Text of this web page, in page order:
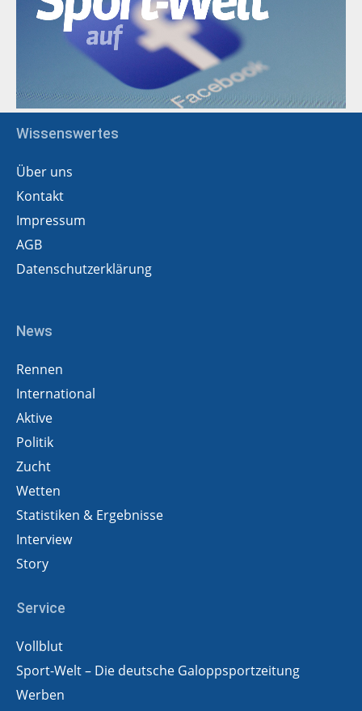
Wissenswertes
Über uns
Kontakt
Impressum
AGB
Datenschutzerklärung
News
Rennen
International
Aktive
Politik
Zucht
Wetten
Statistiken & Ergebnisse
Interview
Story
Service
Vollblut
Sport-Welt – Die deutsche Galoppsportzeitung
Werben